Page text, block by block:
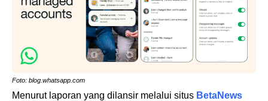
Foto: blog.whatsapp.com
Menurut laporan yang dilansir melalui situs BetaNews